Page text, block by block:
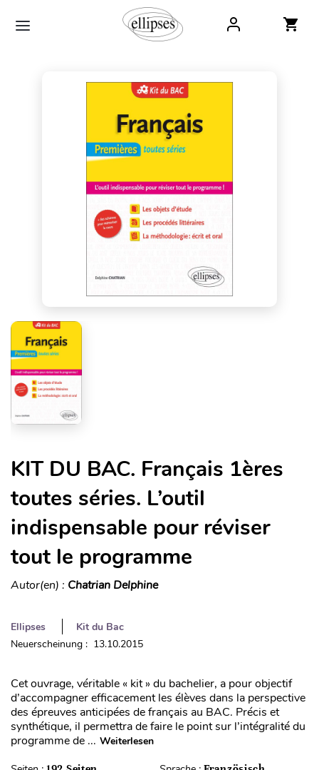
KIT DU BAC. Français 1ères
toutes séries. L’outil
indispensable pour réviser
tout le programme
Autor(en) : Chatrian Delphine
Ellipses
Kit du Bac
Neuerscheinung : 13.10.2015
Cet ouvrage, véritable « kit » du bachelier, a pour objectif
d’accompagner efficacement les élèves dans la perspective
des épreuves anticipées de français au BAC. Précis et
synthétique, il permettra de faire le point sur l’intégralité du
programme de ... Weiterlesen